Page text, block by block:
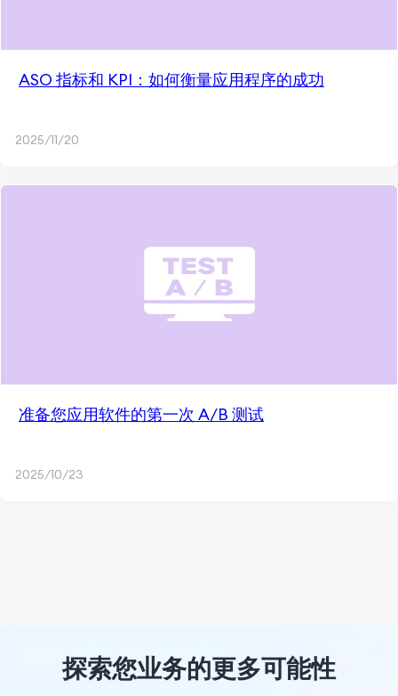
ASO 指标和 KPI：如何衡量应用程序的成功
2025/11/20
准备您应用软件的第一次 A/B 测试
2025/10/23
探索您业务的更多可能性